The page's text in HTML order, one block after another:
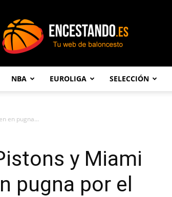
NBA EUROLIGA SELECCIÓN
en pugna...
y Miami
pugna por el